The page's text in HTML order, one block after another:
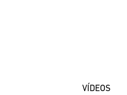
VÍDEOS